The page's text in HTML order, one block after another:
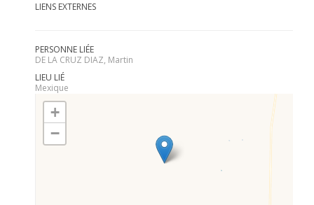
LIENS EXTERNES
PERSONNE LIÉE
DE LA CRUZ DIAZ, Martin
LIEU LIÉ
Mexique
+
−